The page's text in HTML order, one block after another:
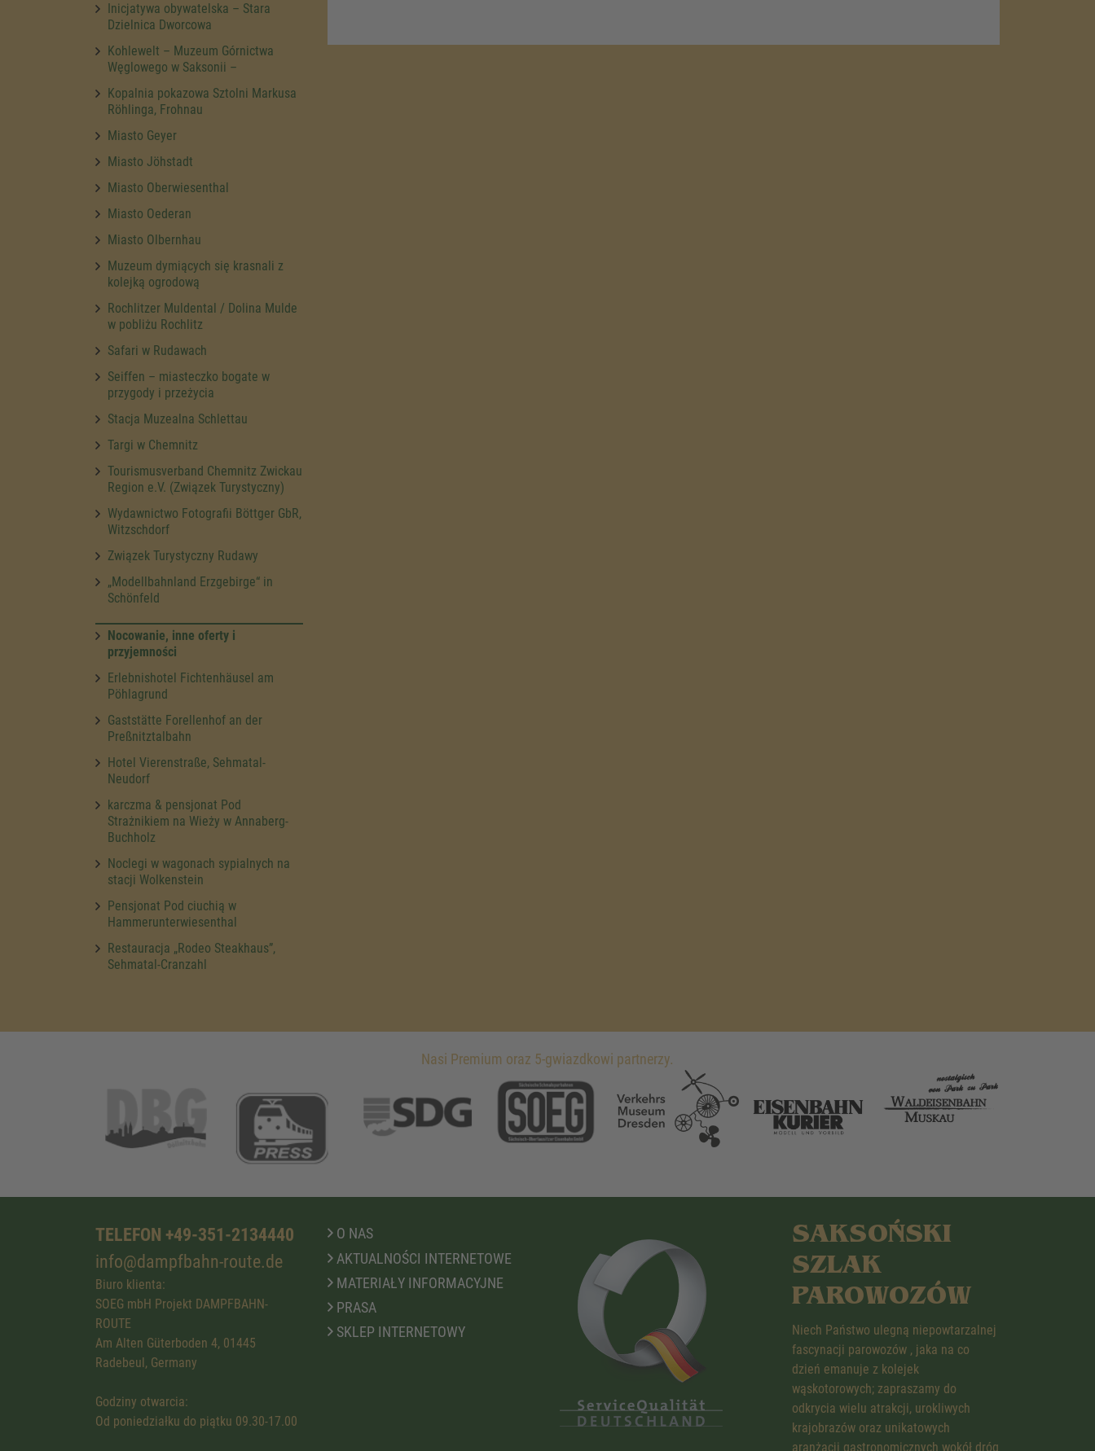
Inicjatywa obywatelska – Stara
Dzielnica Dworcowa
Kohlewelt – Muzeum Górnictwa
Węglowego w Saksonii –
Kopalnia pokazowa Sztolni Markusa
Röhlinga, Frohnau
Miasto Geyer
Miasto Jöhstadt
Miasto Oberwiesenthal
Miasto Oederan
Miasto Olbernhau
Muzeum dymiących się krasnali z
kolejką ogrodową
Rochlitzer Muldental / Dolina Mulde
w pobliżu Rochlitz
Safari w Rudawach
Seiffen – miasteczko bogate w
przygody i przeżycia
Stacja Muzealna Schlettau
Targi w Chemnitz
Tourismusverband Chemnitz Zwickau
Region e.V. (Związek Turystyczny)
Wydawnictwo Fotografii Böttger GbR,
Witzschdorf
Związek Turystyczny Rudawy
„Modellbahnland Erzgebirge“ in
Schönfeld
Nocowanie, inne oferty i
przyjemności
Erlebnishotel Fichtenhäusel am
Pöhlagrund
Gaststätte Forellenhof an der
Preßnitztalbahn
Hotel Vierenstraße, Sehmatal-
Neudorf
karczma & pensjonat Pod
Strażnikiem na Wieży w Annaberg-
Buchholz
Noclegi w wagonach sypialnych na
stacji Wolkenstein
Pensjonat Pod ciuchią w
Hammerunterwiesenthal
Restauracja „Rodeo Steakhaus”,
Sehmatal-Cranzahl
Nasi Premium oraz 5-gwiazdkowi partnerzy.
TELEFON +49-351-2134440
info@dampfbahn-route.de
Biuro klienta:
SOEG mbH Projekt DAMPFBAHN-
ROUTE
Am Alten Güterboden 4, 01445
Radebeul, Germany
Godziny otwarcia:
Od poniedziałku do piątku 09.30-17.00
O NAS
AKTUALNOŚCI INTERNETOWE
MATERIAŁY INFORMACYJNE
PRASA
SKLEP INTERNETOWY
SAKSOŃSKI
SZLAK
PAROWOZÓW
Niech Państwo ulegną niepowtarzalnej
fascynacji parowozów , jaka na co
dzień emanuje z kolejek
wąskotorowych; zapraszamy do
odkrycia wielu atrakcji, urokliwych
krajobrazów oraz unikatowych
aranżacji gastronomicznych wokół dróg